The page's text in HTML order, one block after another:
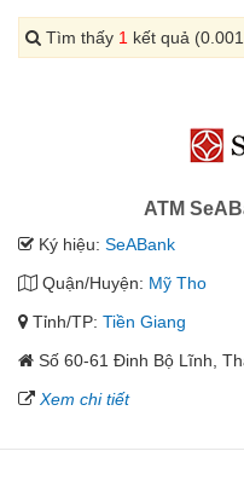
Tìm thấy 1 kết quả
ATM
Ký hiệu: SeABank
Quận/Huyện: Mỹ Tho
Tỉnh/TP: Tiền Giang
Số 60-61 Đinh Bộ Lĩnh,
Xem chi tiết